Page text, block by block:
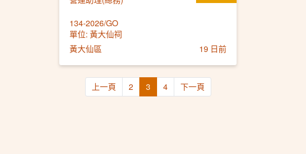
134-2026/GO
單位: 黃大仙祠
黃大仙區
19 日前
上一頁 2 3 4 下一頁